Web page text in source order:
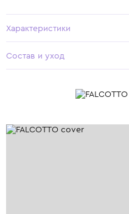
Характеристики
Состав и уход